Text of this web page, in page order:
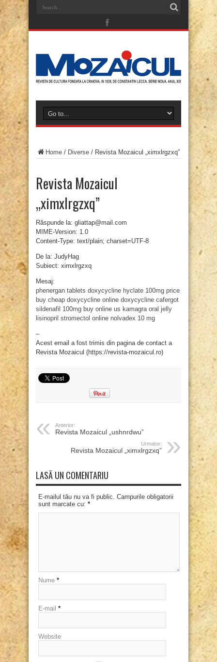
Home / Diverse / Revista Mozaicul „ximxlrgzxq”
Revista Mozaicul
„ximxlrgzxq”
Răspunde la: gliattap@mail.com
MIME-Version: 1.0
Content-Type: text/plain; charset=UTF-8
De la: JudyHag
Subiect: ximxlrgzxq
Mesaj:
phenergan tablets doxycycline hyclate 100mg price
buy cheap doxycycline online doxycycline cafergot
sildenafil 100mg buy online us kamagra oral jelly
lisinopril stromectol online nolvadex 10 mg
–
Acest email a fost trimis din pagina de contact a
Revista Mozaicul (https://revista-mozaicul.ro)
Anterior:
Revista Mozaicul „ushnrdwu”
Urmator:
Revista Mozaicul „ximxlrgzxq”
LASĂ UN COMENTARIU
E-mailul tău nu va fi public. Campurile obligatorii
sunt marcate cu: *
Nume *
E-mail *
Website